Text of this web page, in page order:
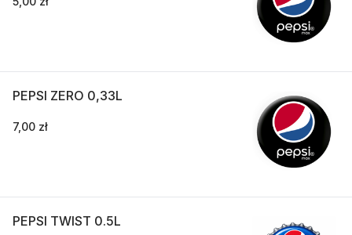
PEPSI ZERO 0,33L
7,00 zł
PEPSI TWIST 0.5L